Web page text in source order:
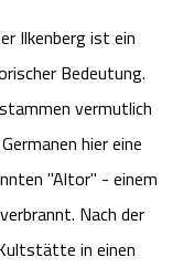
Ilkenberg ist ein
Bedeutung.
vermutlich
hier eine
"Altor" - einem
Nach der
in einen